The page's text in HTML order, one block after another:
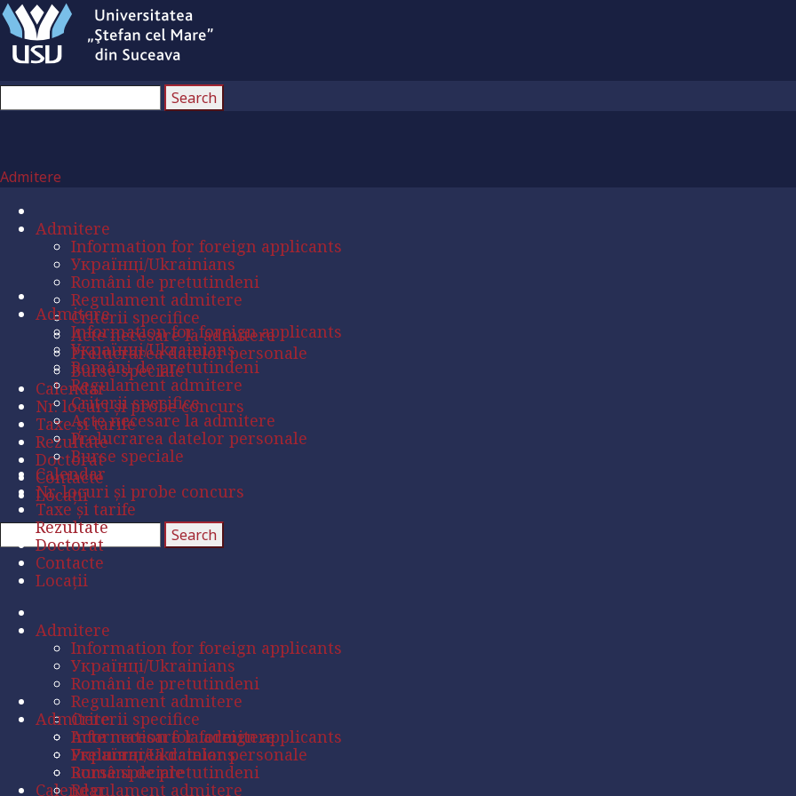
Admitere
Admitere
Information for foreign applicants
Українці/Ukrainians
Români de pretutindeni
Regulament admitere
Criterii specifice
Acte necesare la admitere
Prelucrarea datelor personale
Burse speciale
Calendar
Nr. locuri și probe concurs
Taxe și tarife
Rezultate
Doctorat
Contacte
Locații
Admitere
Information for foreign applicants
Українці/Ukrainians
Români de pretutindeni
Regulament admitere
Criterii specifice
Acte necesare la admitere
Prelucrarea datelor personale
Burse speciale
Calendar
Nr. locuri și probe concurs
Taxe și tarife
Rezultate
Doctorat
Contacte
Locații
Admitere
Information for foreign applicants
Українці/Ukrainians
Români de pretutindeni
Regulament admitere
Criterii specifice
Acte necesare la admitere
Prelucrarea datelor personale
Burse speciale
Calendar
Admitere
Information for foreign applicants
Українці/Ukrainians
Români de pretutindeni
Regulament admitere